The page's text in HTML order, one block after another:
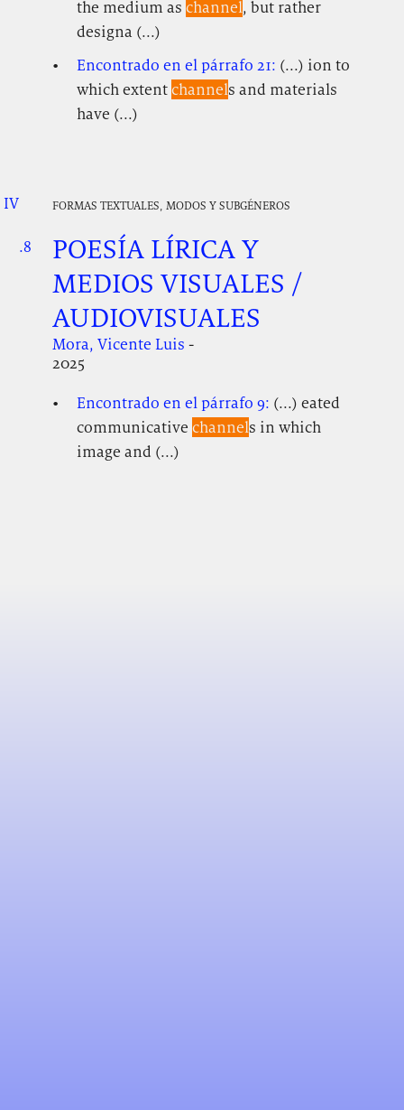
the medium as channel, but rather
designa (...)
Encontrado en el párrafo 21: (...) ion to
which extentchannels and materials
have (...)
IV. FORMAS TEXTUALES, MODOS Y SUBGÉNEROS
.8
POESÍA LÍRICA Y
MEDIOS VISUALES /
AUDIOVISUALES
Mora, Vicente Luis -
2025
Encontrado en el párrafo 9: (...) eated
communicative channels in which
image and (...)